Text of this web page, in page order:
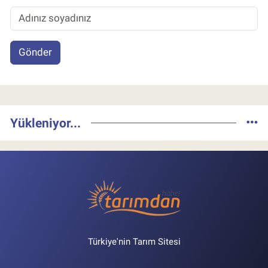
Gönder
Yükleniyor...
Türkiye'nin Tarım Sitesi